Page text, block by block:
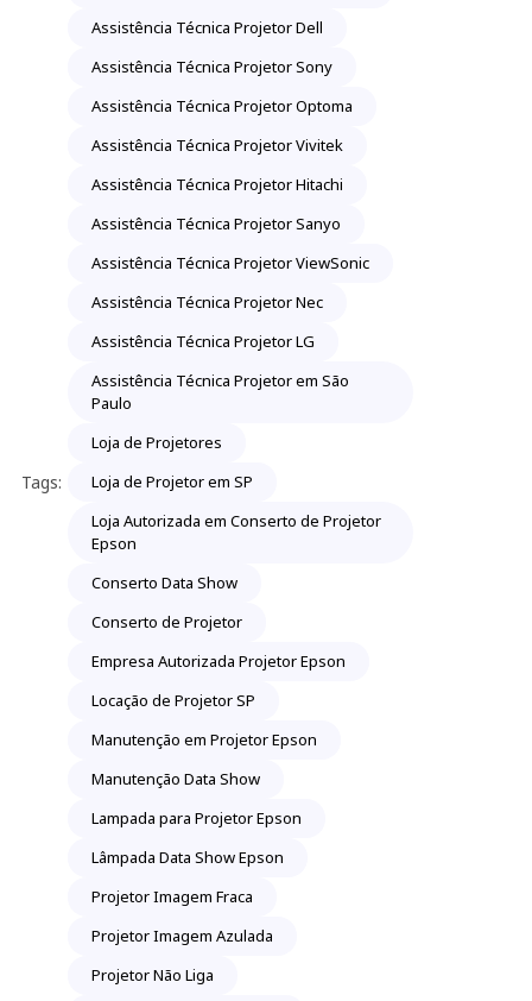
Tags:
Assistência Técnica Projetor Dell
Assistência Técnica Projetor Sony
Assistência Técnica Projetor Optoma
Assistência Técnica Projetor Vivitek
Assistência Técnica Projetor Hitachi
Assistência Técnica Projetor Sanyo
Assistência Técnica Projetor ViewSonic
Assistência Técnica Projetor Nec
Assistência Técnica Projetor LG
Assistência Técnica Projetor em São
Paulo
Loja de Projetores
Loja de Projetor em SP
Loja Autorizada em Conserto de Projetor
Epson
Conserto Data Show
Conserto de Projetor
Empresa Autorizada Projetor Epson
Locação de Projetor SP
Manutenção em Projetor Epson
Manutenção Data Show
Lampada para Projetor Epson
Lâmpada Data Show Epson
Projetor Imagem Fraca
Projetor Imagem Azulada
Projetor Não Liga